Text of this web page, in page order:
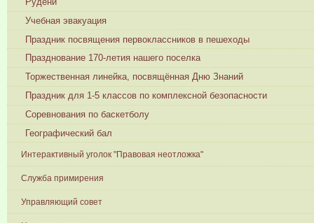
Учебная эвакуация
Праздник посвящения первоклассников в пешеходы
Празднование 170-летия нашего поселка
Торжественная линейка, посвящённая Дню Знаний
Праздник для 1-5 классов по комплексной безопасности
Соревнования по баскетболу
Географический бал
Интерактивный уголок "Правовая неотложка"
Служба примирения
Управляющий совет